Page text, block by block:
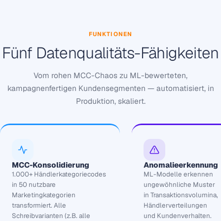
FUNKTIONEN
Fünf Datenqualitäts-Fähigkeiten
Vom rohen MCC-Chaos zu ML-bewerteten,
kampagnenfertigen Kundensegmenten — automatisiert, in
Produktion, skaliert.
MCC-Konsolidierung
1.000+ Händlerkategoriecodes
in 50 nutzbare
Marketingkategorien
transformiert. Alle
Schreibvarianten (z.B. alle
Anomalieerkennung
ML-Modelle erkennen
ungewöhnliche Muster
in Transaktionsvolumina,
Händlerverteilungen
und Kundenverhalten.